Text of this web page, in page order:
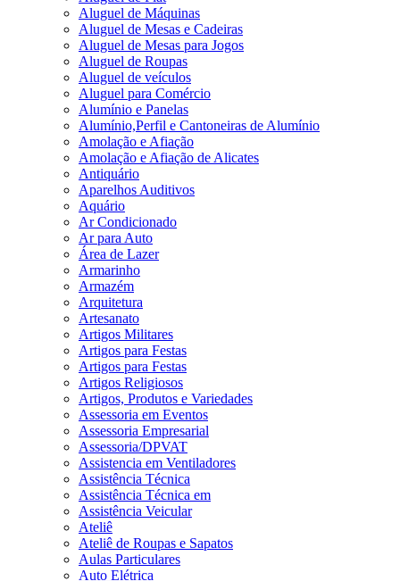
Aluguel de Máquinas
Aluguel de Mesas e Cadeiras
Aluguel de Mesas para Jogos
Aluguel de Roupas
Aluguel de veículos
Aluguel para Comércio
Alumínio e Panelas
Alumínio,Perfil e Cantoneiras de Alumínio
Amolação e Afiação
Amolação e Afiação de Alicates
Antiquário
Aparelhos Auditivos
Aquário
Ar Condicionado
Ar para Auto
Área de Lazer
Armarinho
Armazém
Arquitetura
Artesanato
Artigos Militares
Artigos para Festas
Artigos para Festas
Artigos Religiosos
Artigos, Produtos e Variedades
Assessoria em Eventos
Assessoria Empresarial
Assessoria/DPVAT
Assistencia em Ventiladores
Assistência Técnica
Assistência Técnica em
Assistência Veicular
Ateliê
Ateliê de Roupas e Sapatos
Aulas Particulares
Auto Elétrica